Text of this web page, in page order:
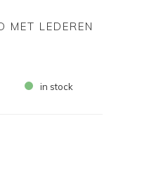
MET LEDEREN
in stock